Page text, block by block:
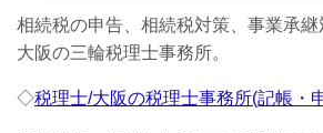
相続税の申告、相続税対策、事業承
大阪の三輪税理士事務所。
◇税理士/大阪の税理士事務所(記帳・